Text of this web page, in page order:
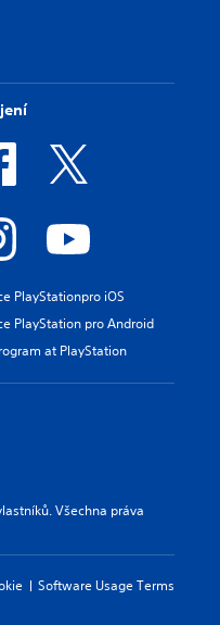
PlayStationpro iOS
PlayStation pro Android
at PlayStation
Všechna práva
Software Usage Terms